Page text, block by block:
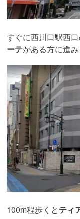
すぐに西川口駅西口
ーテがある方に進み
100m程歩くとティ